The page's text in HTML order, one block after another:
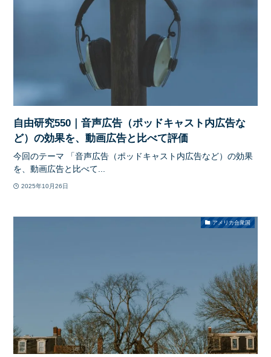
自由研究550｜音声広告（ポッドキャスト内広告な
ど）の効果を、動画広告と比べて評価
今回のテーマ 「音声広告（ポッドキャスト内広告など）の効果
を、動画広告と比べて...
2025年10月26日
アメリカ合衆国